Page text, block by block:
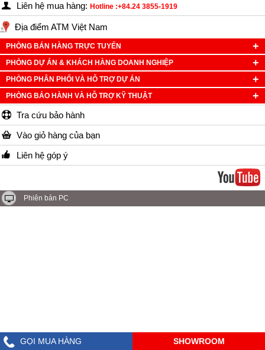
Liên hệ mua hàng: Hotline :+84.24 3855-1919
Địa điểm ATM Việt Nam
PHÒNG BÁN HÀNG TRỰC TUYẾN
PHÒNG DỰ ÁN & KHÁCH HÀNG DOANH NGHIỆP
PHÒNG PHÂN PHỐI VÀ HỖ TRỢ DỰ ÁN
PHÒNG BẢO HÀNH VÀ HỖ TRỢ KỸ THUẬT
Tra cứu bảo hành
Vào giỏ hàng của bạn
Liên hệ góp ý
Phiên bản PC
GỌI MUA HÀNG SHOWROOM